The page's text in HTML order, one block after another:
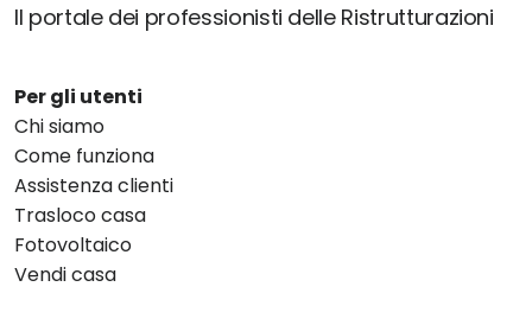
Il portale dei professionisti delle Ristrutturazioni
Per gli utenti
Chi siamo
Come funziona
Assistenza clienti
Trasloco casa
Fotovoltaico
Vendi casa